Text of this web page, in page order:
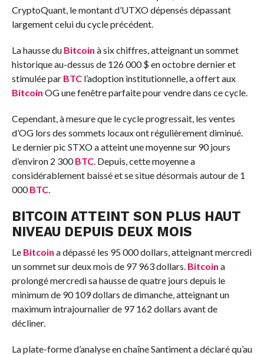
CryptoQuant, le montant d’UTXO dépensés dépassant
largement celui du cycle précédent.
La hausse du Bitcoin à six chiffres, atteignant un sommet
historique au-dessus de 126 000 $ en octobre dernier et
stimulée par BTCl’adoption institutionnelle, a offert aux
Bitcoin OG une fenêtre parfaite pour vendre dans ce cycle.
Cependant, à mesure que le cycle progressait, les ventes
d’OG lors des sommets locaux ont régulièrement diminué.
Le dernier pic STXO a atteint une moyenne sur 90 jours
d’environ 2 300BTC. Depuis, cette moyenne a
considérablement baissé et se situe désormais autour de 1
000BTC.
BITCOIN ATTEINT SON PLUS HAUT
NIVEAU DEPUIS DEUX MOIS
Le Bitcoin a dépassé les 95 000 dollars, atteignant mercredi
un sommet sur deux mois de 97 963 dollars. Bitcoin a
prolongé mercredi sa hausse de quatre jours depuis le
minimum de 90 109 dollars de dimanche, atteignant un
maximum intrajournalier de 97 162 dollars avant de
décliner.
La plate-forme d’analyse en chaîne Santiment a déclaré qu’au